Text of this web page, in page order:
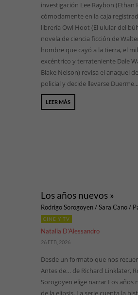
investigación Lee Raybon (Ethan
cómodamente en la caja
librería Owl Hoot (El ulular del
novela de ciencia ficción de
hombre que cayó a la tierra, el
excéntrico y terrateniente Dale
Blake Nelson) revisa el anaquel
policial y decide llevarse Duerme...
LEER MÁS
Los años nuevos »
Rodrigo Sorogoyen / Sara Cano /
CINE Y TV
Natalia D’Alessandro
26 FEB, 2026
Desde un formato que nos
Antes de… de Richard Linklater,
Sorogoyen elige narrar Los años
de la elipsis. La serie cuenta la